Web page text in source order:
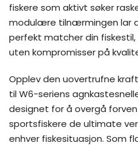
fiskere som aktivt søker
modulære tilnærmingen lar
perfekt matcher din
uten kompromisser på
Opplev den uovertrufne
til W6-seriens
designet for å overgå
sportsfiskere de ultimate
enhver fiskesituasjon. Som